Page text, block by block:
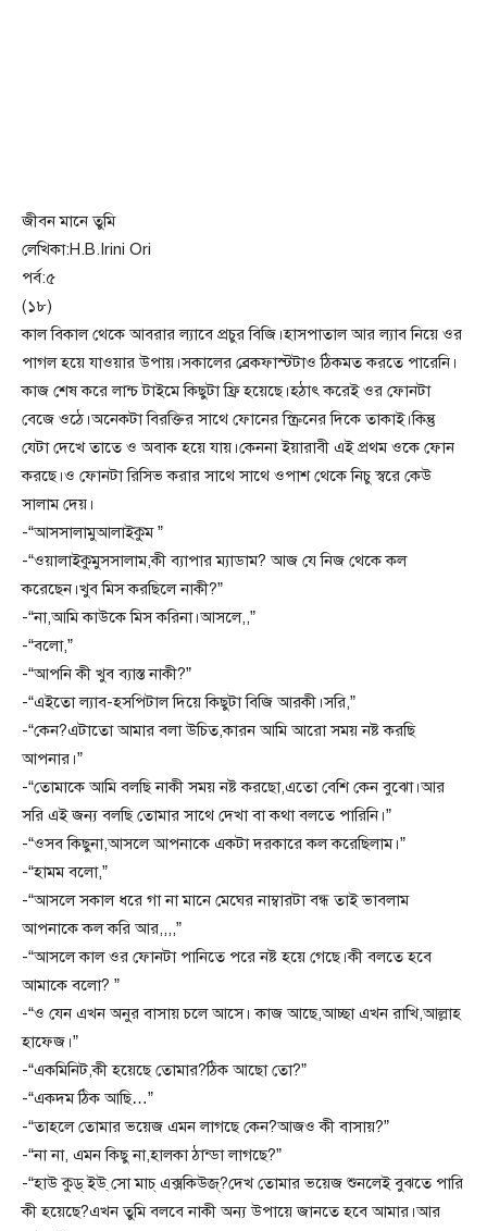
জীবন মানে তুমি
লেখিকা:H.B.Irini Ori
পর্ব:৫
(১৮)
কাল বিকাল থেকে আবরার ল্যাবে প্রচুর বিজি।হাসপাতাল আর ল্যাব নিয়ে ওর
পাগল হয়ে যাওয়ার উপায়।সকালের ব্রেকফাস্টটাও ঠিকমত করতে পারেনি।
কাজ শেষ করে লান্চ টাইমে কিছুটা ফ্রি হয়েছে।হঠাৎ করেই ওর ফোনটা
বেজে ওঠে।অনেকটা বিরক্তির সাথে ফোনের স্ক্রিনের দিকে তাকাই।কিন্তু
যেটা দেখে তাতে ও অবাক হয়ে যায়।কেননা ইয়ারাবী এই প্রথম ওকে ফোন
করছে।ও ফোনটা রিসিভ করার সাথে সাথে ওপাশ থেকে নিচু স্বরে কেউ
সালাম দেয়।
-“আসসালামুআলাইকুম ”
-“ওয়ালাইকুমুসসালাম,কী ব্যাপার ম্যাডাম? আজ যে নিজ থেকে কল
করেছেন।খুব মিস করছিলে নাকী?”
-“না,আমি কাউকে মিস করিনা।আসলে,,”
-“বলো,”
-“আপনি কী খুব ব্যাস্ত নাকী?”
-“এইতো ল্যাব-হসপিটাল দিয়ে কিছুটা বিজি আরকী।সরি,”
-“কেন?এটাতো আমার বলা উচিত,কারন আমি আরো সময় নষ্ট করছি
আপনার।”
-“তোমাকে আমি বলছি নাকী সময় নষ্ট করছো,এতো বেশি কেন বুঝো।আর
সরি এই জন্য বলছি তোমার সাথে দেখা বা কথা বলতে পারিনি।”
-“ওসব কিছুনা,আসলে আপনাকে একটা দরকারে কল করেছিলাম।”
-“হামম বলো,”
-“আসলে সকাল ধরে গা না মানে মেঘের নাম্বারটা বন্ধ তাই ভাবলাম
আপনাকে কল করি আর,,,,”
-“আসলে কাল ওর ফোনটা পানিতে পরে নষ্ট হয়ে গেছে।কী বলতে হবে
আমাকে বলো? ”
-“ও যেন এখন অনুর বাসায় চলে আসে। কাজ আছে,আচ্ছা এখন রাখি,আল্লাহ
হাফেজ।”
-“একমিনিট,কী হয়েছে তোমার?ঠিক আছো তো?”
-“একদম ঠিক আছি…”
-“তাহলে তোমার ভয়েজ এমন লাগছে কেন?আজও কী বাসায়?”
-“না না, এমন কিছু না,হালকা ঠান্ডা লাগছে?”
-“হাউ কুড্ ইউ্ সো মাচ্ এক্সকিউজ্?দেখ তোমার ভয়েজ শুনলেই বুঝতে পারি
কী হয়েছে?এখন তুমি বলবে নাকী অন্য উপায়ে জানতে হবে আমার।আর